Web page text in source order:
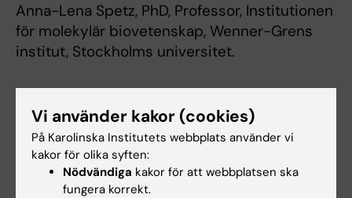
Anna-Lena Spetz, PhD, Professor, Institutionen
för molekylär biovetenskap, Wenner-Grens
institut, Stockholms universitet.
Mer information
Hitta doktorsavhandlingen i KI Open Archive
Vi använder kakor (cookies)
På Karolinska Institutets webbplats använder vi
kakor för olika syften:
Nödvändiga kakor för att webbplatsen ska
fungera korrekt.